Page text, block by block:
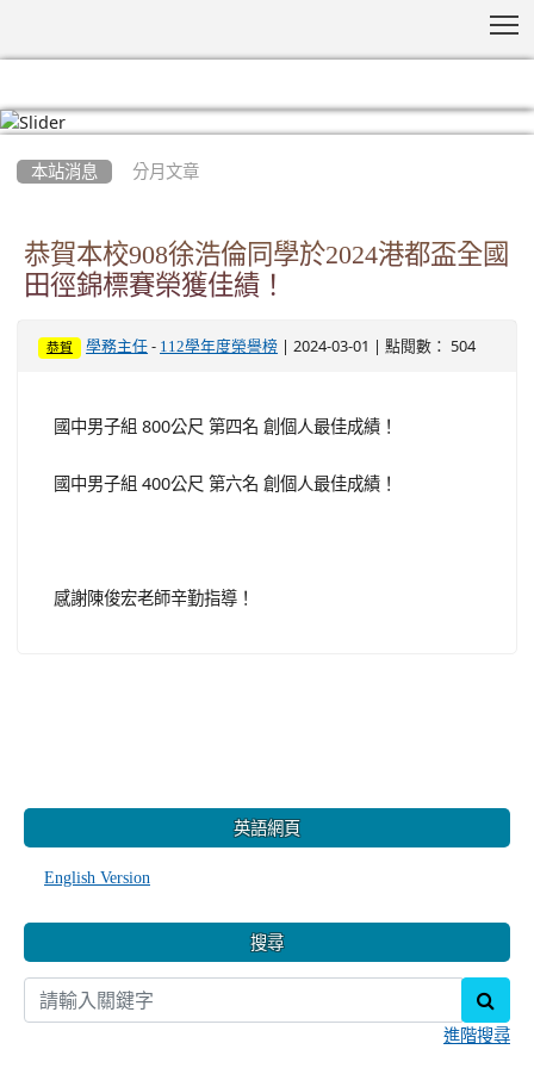
本站消息 分月文章
恭賀本校908徐浩倫同學於2024港都盃全國
田徑錦標賽榮獲佳績！
恭賀 學務主任 - 112學年度榮譽榜 | 2024-03-01 | 點閱數： 504
國中男子組 800公尺 第四名 創個人最佳成績！
國中男子組 400公尺 第六名 創個人最佳成績！
感謝陳俊宏老師辛勤指導！
英語網頁
English Version
搜尋
進階搜尋